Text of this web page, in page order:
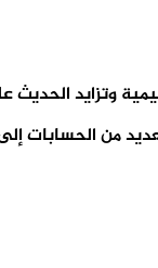
وتزايد
من الحسابات